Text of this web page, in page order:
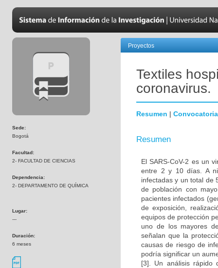
Sede:
Bogotá
Facultad:
2- FACULTAD DE CIENCIAS
Dependencia:
2- DEPARTAMENTO DE QUÍMICA
Lugar:
---
Duración:
6 meses
Proyectos
Textiles
coronavirus.
Resumen | Convocatoria
Resumen
El SARS-CoV-2 es un
entre 2 y 10 días. A
infectadas y un total de
de población con
pacientes infectados
de exposición,
equipos de protección
uno de los mayores
señalan que la
causas de riesgo de
podría significar un
[3]. Un análisis rápido